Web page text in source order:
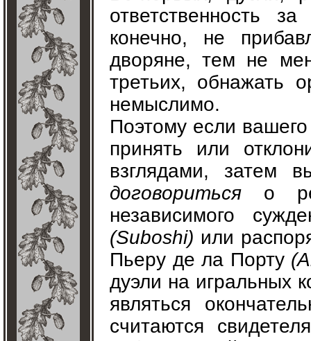
ответственность
конечно, не
дворяне, тем не
третьих, обнажать
немыслимо.
Поэтому если
принять или
взглядами, затем
договориться о
независимого
(Suboshi) или
Пьеру де ла Порту
дуэли на игральных
являться
считаются